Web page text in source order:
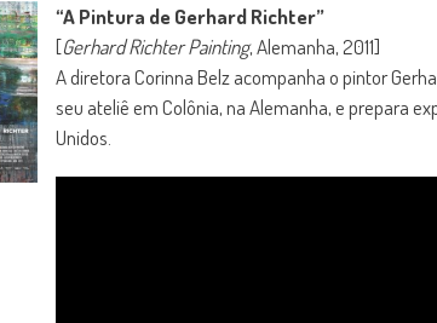
“A Pintura de Gerhard Richter”
[Gerhard Richter Painting, Alemanha, 2011]
A diretora Corinna Belz acompanha o pintor
seu ateliê em Colônia, na Alemanha, e prepara
Unidos.